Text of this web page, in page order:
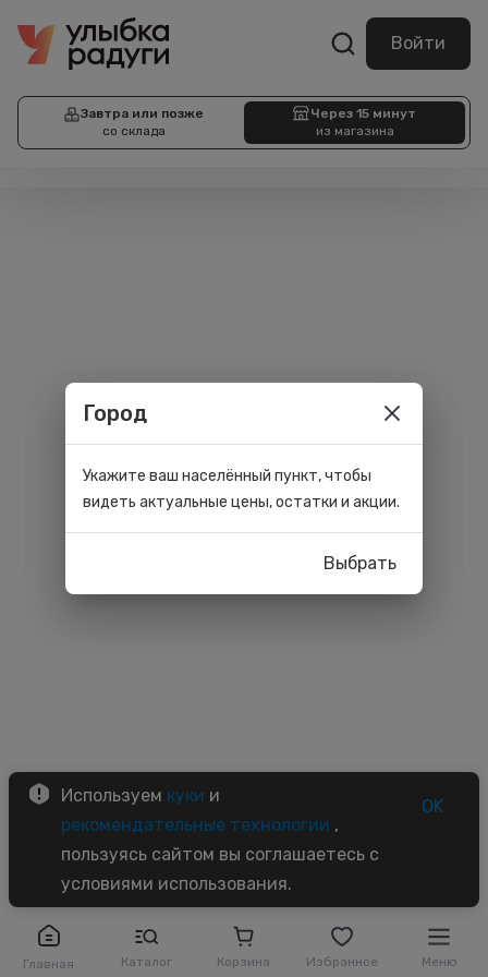
Войти
Завтра или позже
со склада
Через 15 минут
из магазина
Главная Каталог Корзина Избранное Меню
Используем куки и
рекомендательные технологии ,
пользуясь сайтом вы соглашаетесь с
условиями использования.
OK
Город
Укажите ваш населённый пункт, чтобы
видеть актуальные цены, остатки и акции.
Выбрать